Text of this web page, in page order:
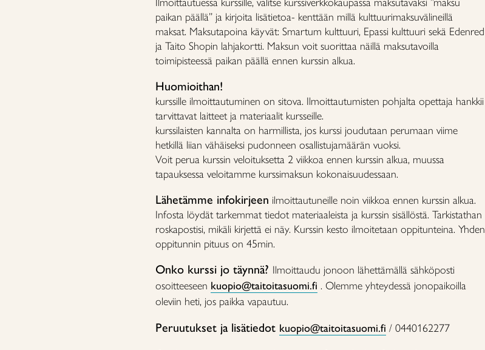
paikan päällä” ja kirjoita lisätietoa- kenttään millä kulttuurimaksuvälineillä
maksat. Maksutapoina käyvät: Smartum kulttuuri, Epassi kulttuuri sekä Edenred
ja Taito Shopin lahjakortti. Maksun voit suorittaa näillä maksutavoilla
toimipisteessä paikan päällä ennen kurssin alkua.
Huomioithan!
kurssille ilmoittautuminen on sitova. Ilmoittautumisten pohjalta opettaja hankkii
tarvittavat laitteet ja materiaalit kursseille.
kurssilaisten kannalta on harmillista, jos kurssi joudutaan perumaan viime
hetkillä liian vähäiseksi pudonneen osallistujamäärän vuoksi.
Voit perua kurssin veloituksetta 2 viikkoa ennen kurssin alkua, muussa
tapauksessa veloitamme kurssimaksun kokonaisuudessaan.
Lähetämme infokirjeen ilmoittautuneille noin viikkoa ennen kurssin alkua.
Infosta löydät tarkemmat tiedot materiaaleista ja kurssin sisällöstä. Tarkistathan
roskapostisi, mikäli kirjettä ei näy. Kurssin kesto ilmoitetaan oppitunteina. Yhden
oppitunnin pituus on 45min.
Onko kurssi jo täynnä? Ilmoittaudu jonoon lähettämällä sähköposti
osoitteeseen kuopio@taitoitasuomi.fi . Olemme yhteydessä jonopaikoilla
oleviin heti, jos paikka vapautuu.
Peruutukset ja lisätiedot kuopio@taitoitasuomi.fi / 0440162277